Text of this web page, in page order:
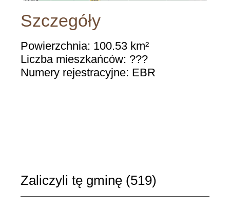
Szczegóły
Powierzchnia: 100.53 km²
Liczba mieszkańców: ???
Numery rejestracyjne: EBR
Zaliczyli tę gminę (519)